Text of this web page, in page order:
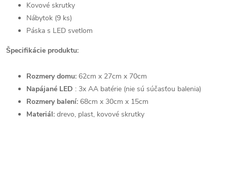
Kovové skrutky
Nábytok (9 ks)
Páska s LED svetlom
Špecifikácie produktu:
Rozmery domu: 62cm x 27cm x 70cm
Napájané LED : 3x AA batérie (nie sú súčasťou balenia)
Rozmery balení: 68cm x 30cm x 15cm
Materiál: drevo, plast, kovové skrutky